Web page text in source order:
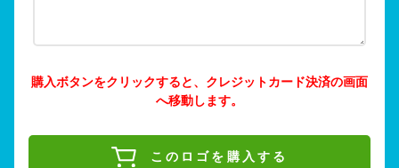
購入ボタンをクリックすると、クレジットカード決済の画面
へ移動します。
このロゴを購入する